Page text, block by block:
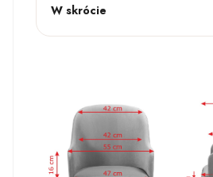
W skrócie